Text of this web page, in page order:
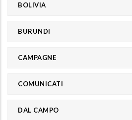
BOLIVIA
BURUNDI
CAMPAGNE
COMUNICATI
DAL CAMPO